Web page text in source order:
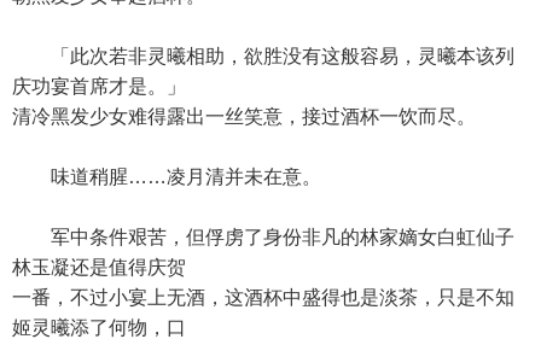
「此次若非灵曦相助，欲胜没有这般容易，灵曦本该列
庆功宴首席才是。」
清冷黑发少女难得露出一丝笑意，接过酒杯一饮而尽。
味道稍腥……凌月清并未在意。
军中条件艰苦，但俘虏了身份非凡的林家嫡女白虹仙子
林玉凝还是值得庆贺
一番，不过小宴上无酒，这酒杯中盛得也是淡茶，只是不知
姬灵曦添了何物，口